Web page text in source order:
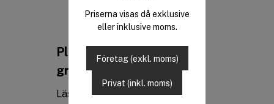
Plåtskåp med larm,
grönt
PRIS
INKL.
MOMS
Läs mer
Priserna visas då exklusive
eller inklusive moms.
Företag (exkl. moms)
Privat (inkl. moms)